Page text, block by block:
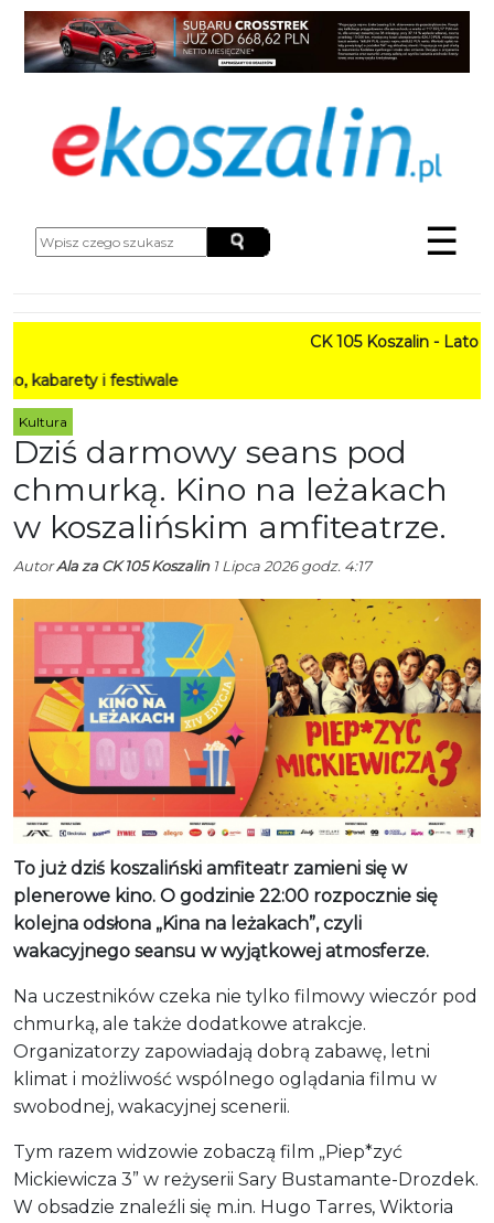
☰
CK 105 Koszalin - Lato w
i festiwale
Kultura
Dziś darmowy seans pod
chmurką. Kino na leżakach
w koszalińskim amfiteatrze.
AutorAla za CK 105 Koszalin1 Lipca 2026 godz. 4:17
To już dziś koszaliński amfiteatr zamieni się w
plenerowe kino. O godzinie 22:00 rozpocznie się
kolejna odsłona „Kina na leżakach”, czyli
wakacyjnego seansu w wyjątkowej atmosferze.
Na uczestników czeka nie tylko filmowy wieczór pod
chmurką, ale także dodatkowe atrakcje.
Organizatorzy zapowiadają dobrą zabawę, letni
klimat i możliwość wspólnego oglądania filmu w
swobodnej, wakacyjnej scenerii.
Tym razem widzowie zobaczą film „Piep*zyć
Mickiewicza 3” w reżyserii Sary Bustamante-Drozdek.
W obsadzie znaleźli się m.in. Hugo Tarres, Wiktoria